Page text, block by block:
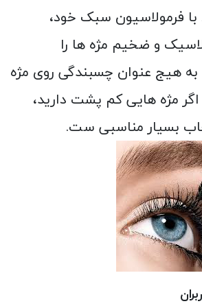
با فرمولاسیون سبک خود،
و ضخیم مژه ها را
هیج عنوان چسبندگی روی مژه
اگر مژه هایی کم پشت دارید،
بسیار مناسبی ست.